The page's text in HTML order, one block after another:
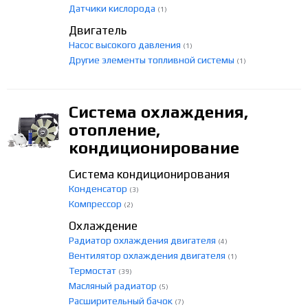
Датчики кислорода (1)
Двигатель
Насос высокого давления (1)
Другие элементы топливной системы (1)
Система охлаждения,
отопление,
кондиционирование
Система кондиционирования
Конденсатор (3)
Компрессор (2)
Охлаждение
Радиатор охлаждения двигателя (4)
Вентилятор охлаждения двигателя (1)
Термостат (39)
Масляный радиатор (5)
Расширительный бачок (7)